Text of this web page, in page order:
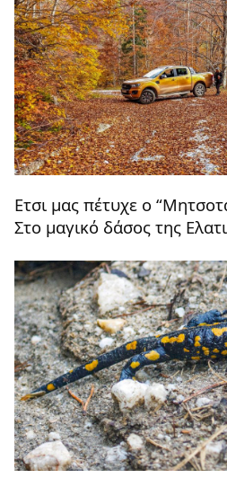
Ετσι μας πέτυχε ο
Στο μαγικό δάσος της